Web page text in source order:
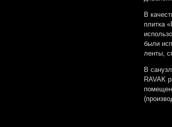
В
плитка
были
ленты,
В
RAVAK